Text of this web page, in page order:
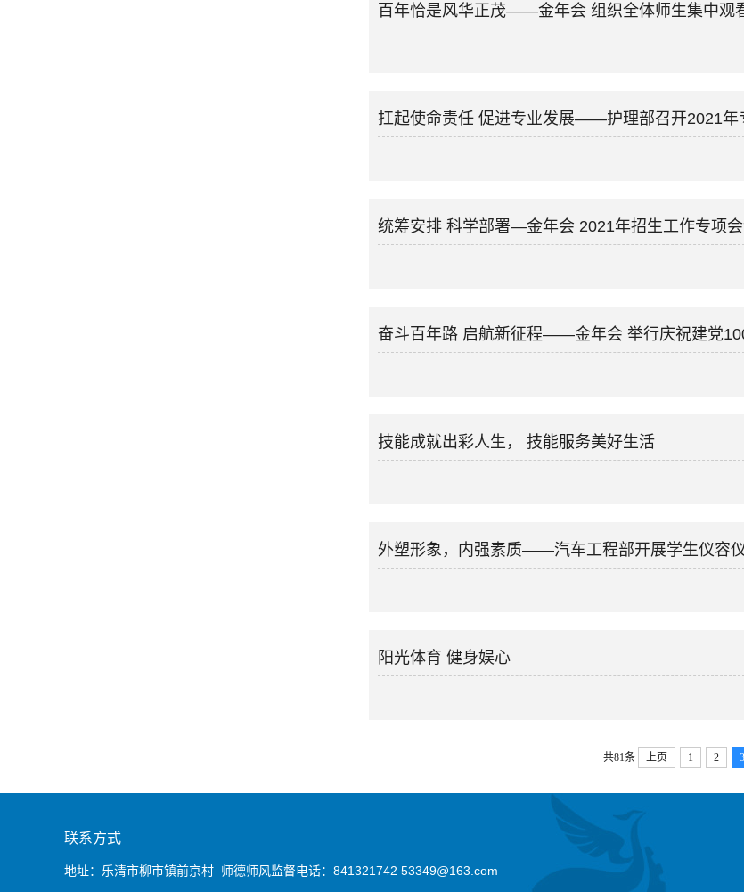
百年恰是风华正茂——金年会 组织全体师生集中观
扛起使命责任 促进专业发展——护理部召开2021年
统筹安排 科学部署—金年会 2021年招生工作专项
奋斗百年路 启航新征程——金年会 举行庆祝建党
技能成就出彩人生， 技能服务美好生活
外塑形象，内强素质——汽车工程部开展学生仪容
阳光体育 健身娱心
共81条 上页 1 2 3
联系方式
地址：乐清市柳市镇前京村 师德师风监督电话：841321742 53349@163.com